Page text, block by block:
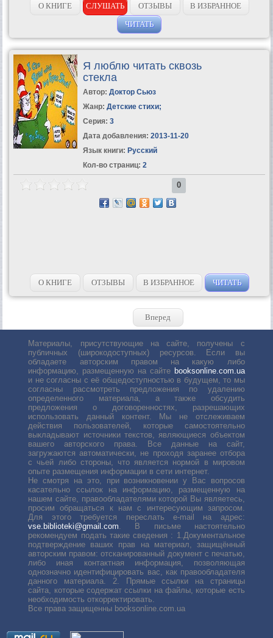
О КНИГЕ СЛУШАТЬ ОТЗЫВЫ
В ИЗБРАННОЕ
ЧИТАТЬ
Я люблю читать сквозь
стекла
Автор: Доктор Сьюз
Жанр: Детские стихи;
Серия: 3
Дата добавления: 2013-11-20
Язык книги: Русский
Кол-во страниц: 2
0
О КНИГЕ ОТЗЫВЫ В ИЗБРАННОЕ ЧИТАТЬ
Вперед
Материалы, присутствующие на сайте, получены с
публичных (широкодоступных) ресурсов. Если вы
обладаете авторским правом на какую либо
информацию, размещенную на сайте booksonline.com.ua
и не согласны с её общедоступностью в будущем, то мы
согласны рассмотреть предложения по удалению
определенного материала, а также обсудить
предложения о договоренностях, разрешающих
использовать данный контент. Мы не отслеживаем
действия пользователей, которые самостоятельно
выкладывают источники текстов, являющиеся объектом
вашего авторского права. Все данные на сайт,
загружаются автоматически, не проходя заранее отбора
с чьей либо стороны, что является нормой в мировом
опыте размещения информации в сети интернет.
Не смотря на это, при возникновении у Вас вопросов
касательно ссылок на информацию, размещенную на
нашем сайте, правообладателями которой Вы являетесь,
просим обращаться к нам с интересующим запросом.
Для этого требуется переслать е-mail на адрес:
vse.biblioteki@gmail.com . В письме настоятельно
рекомендуем подать такие сведения : 1.Документальное
подтверждение ваших прав на материал, защищённый
авторским правом: отсканированный документ с печатью,
либо иная контактная информация, позволяющая
однозначно идентифицировать вас, как правообладателя
данного материала. 2. Прямые ссылки на страницы
сайта, которые содержат ссылки на файлы, которые есть
необходимость откорректировать.
Все права защищенны booksonline.com.ua